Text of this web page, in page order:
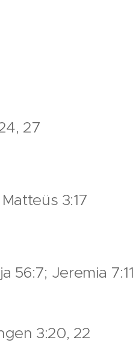
27
3:17
56:7; Jeremia 7:11
3:20, 22